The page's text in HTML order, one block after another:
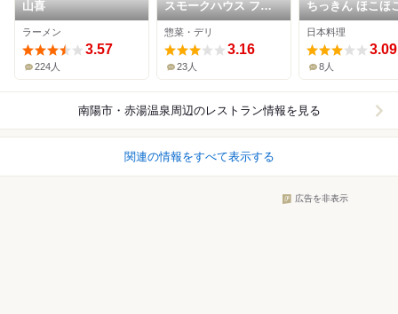
山喜
ラーメン
3.57
224人
スモークハウス ファ
イン
惣菜・デリ
3.16
23人
ちっきん ほこほ
日本料理
3.09
8人
南陽市・赤湯温泉周辺のレストラン情報を見る
関連の情報をすべて表示する
広告を非表示